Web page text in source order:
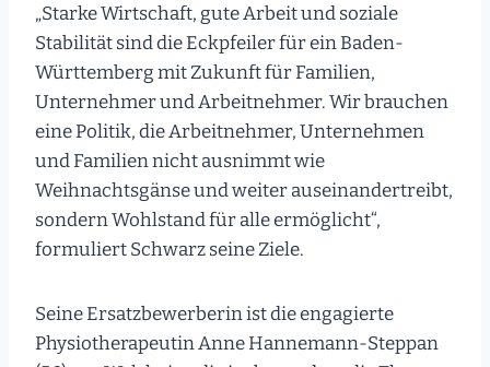
„Starke Wirtschaft, gute Arbeit und soziale
Stabilität sind die Eckpfeiler für ein Baden-
Württemberg mit Zukunft für Familien,
Unternehmer und Arbeitnehmer. Wir brauchen
eine Politik, die Arbeitnehmer, Unternehmen
und Familien nicht ausnimmt wie
Weihnachtsgänse und weiter auseinandertreibt,
sondern Wohlstand für alle ermöglicht“,
formuliert Schwarz seine Ziele.
Seine Ersatzbewerberin ist die engagierte
Physiotherapeutin Anne Hannemann-Steppan